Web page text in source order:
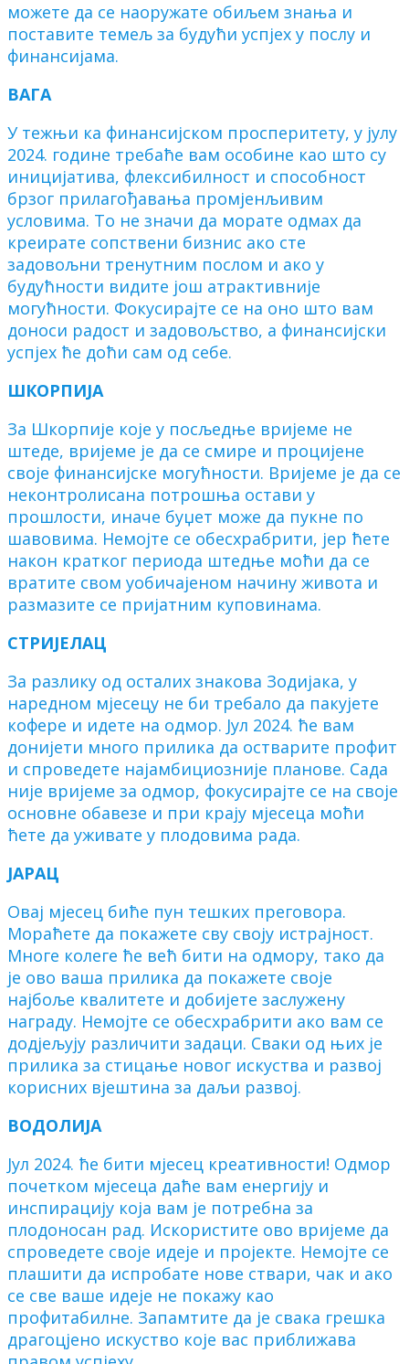
можете да се наоружате обиљем знања и
поставите темељ за будући успјех у послу и
финансијама.
ВАГА
У тежњи ка финансијском просперитету, у јулу
2024. године требаће вам особине као што су
иницијатива, флексибилност и способност
брзог прилагођавања промјенљивим
условима. То не значи да морате одмах да
креирате сопствени бизнис ако сте
задовољни тренутним послом и ако у
будућности видите још атрактивније
могућности. Фокусирајте се на оно што вам
доноси радост и задовољство, а финансијски
успјех ће доћи сам од себе.
ШКОРПИЈА
За Шкорпије које у посљедње вријеме не
штеде, вријеме је да се смире и процијене
своје финансијске могућности. Вријеме је да се
неконтролисана потрошња остави у
прошлости, иначе буџет може да пукне по
шавовима. Немојте се обесхрабрити, јер ћете
након кратког периода штедње моћи да се
вратите свом уобичајеном начину живота и
размазите се пријатним куповинама.
СТРИЈЕЛАЦ
За разлику од осталих знакова Зодијака, у
наредном мјесецу не би требало да пакујете
кофере и идете на одмор. Јул 2024. ће вам
донијети много прилика да остварите профит
и спроведете најамбициозније планове. Сада
није вријеме за одмор, фокусирајте се на своје
основне обавезе и при крају мјесеца моћи
ћете да уживате у плодовима рада.
ЈАРАЦ
Овај мјесец биће пун тешких преговора.
Мораћете да покажете сву своју истрајност.
Многе колеге ће већ бити на одмору, тако да
је ово ваша прилика да покажете своје
најбоље квалитете и добијете заслужену
награду. Немојте се обесхрабрити ако вам се
додјељују различити задаци. Сваки од њих је
прилика за стицање новог искуства и развој
корисних вјештина за даљи развој.
ВОДОЛИЈА
Јул 2024. ће бити мјесец креативности! Одмор
почетком мјесеца даће вам енергију и
инспирацију која вам је потребна за
плодоносан рад. Искористите ово вријеме да
спроведете своје идеје и пројекте. Немојте се
плашити да испробате нове ствари, чак и ако
се све ваше идеје не покажу као
профитабилне. Запамтите да је свака грешка
драгоцјено искуство које вас приближава